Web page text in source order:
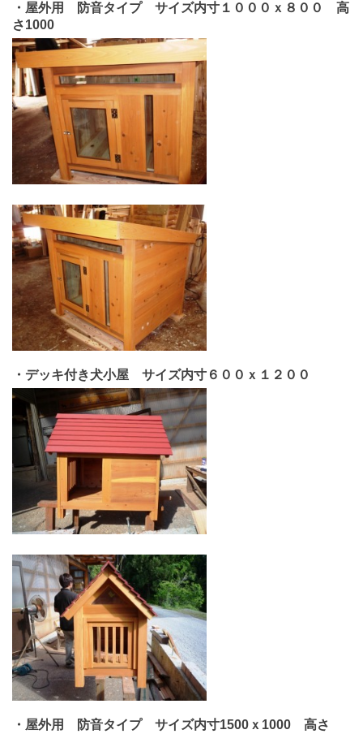
・屋外用 防音タイプ サイズ内寸１０００ｘ８００ 高
さ1000
・デッキ付き犬小屋 サイズ内寸６００ｘ１２００
・屋外用 防音タイプ サイズ内寸1500ｘ1000 高さ